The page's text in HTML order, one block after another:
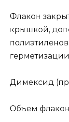
Флакон
крышкой,
Димексид
Объем